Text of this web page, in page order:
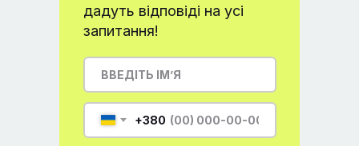
+380
дадуть відповіді на усі
запитання!